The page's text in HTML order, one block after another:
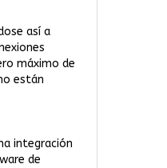
así a
máximo de
están
integración
de